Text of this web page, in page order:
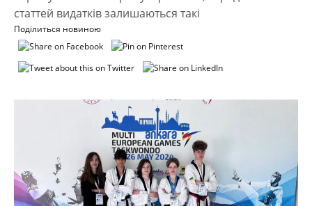
статтей видатків залишаються такі
Поділиться новиною